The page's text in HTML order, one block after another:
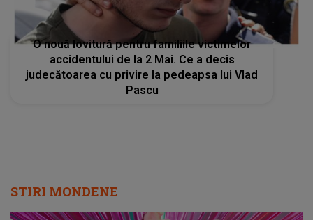
O nouă lovitură pentru familiile victimelor
accidentului de la 2 Mai. Ce a decis
judecătoarea cu privire la pedeapsa lui Vlad
Pascu
STIRI MONDENE